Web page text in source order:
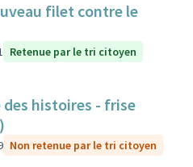
filet contre le
Retenue par le tri citoyen
histoires - frise
Non retenue par le tri citoyen